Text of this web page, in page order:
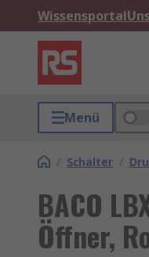
Wissensportal
Menü
/ Schalter /
BACO
Öffner,